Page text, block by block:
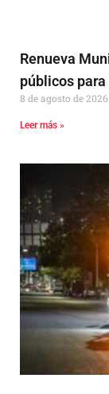
Renueva
públicos
8 de agosto de 2026
Leer más »